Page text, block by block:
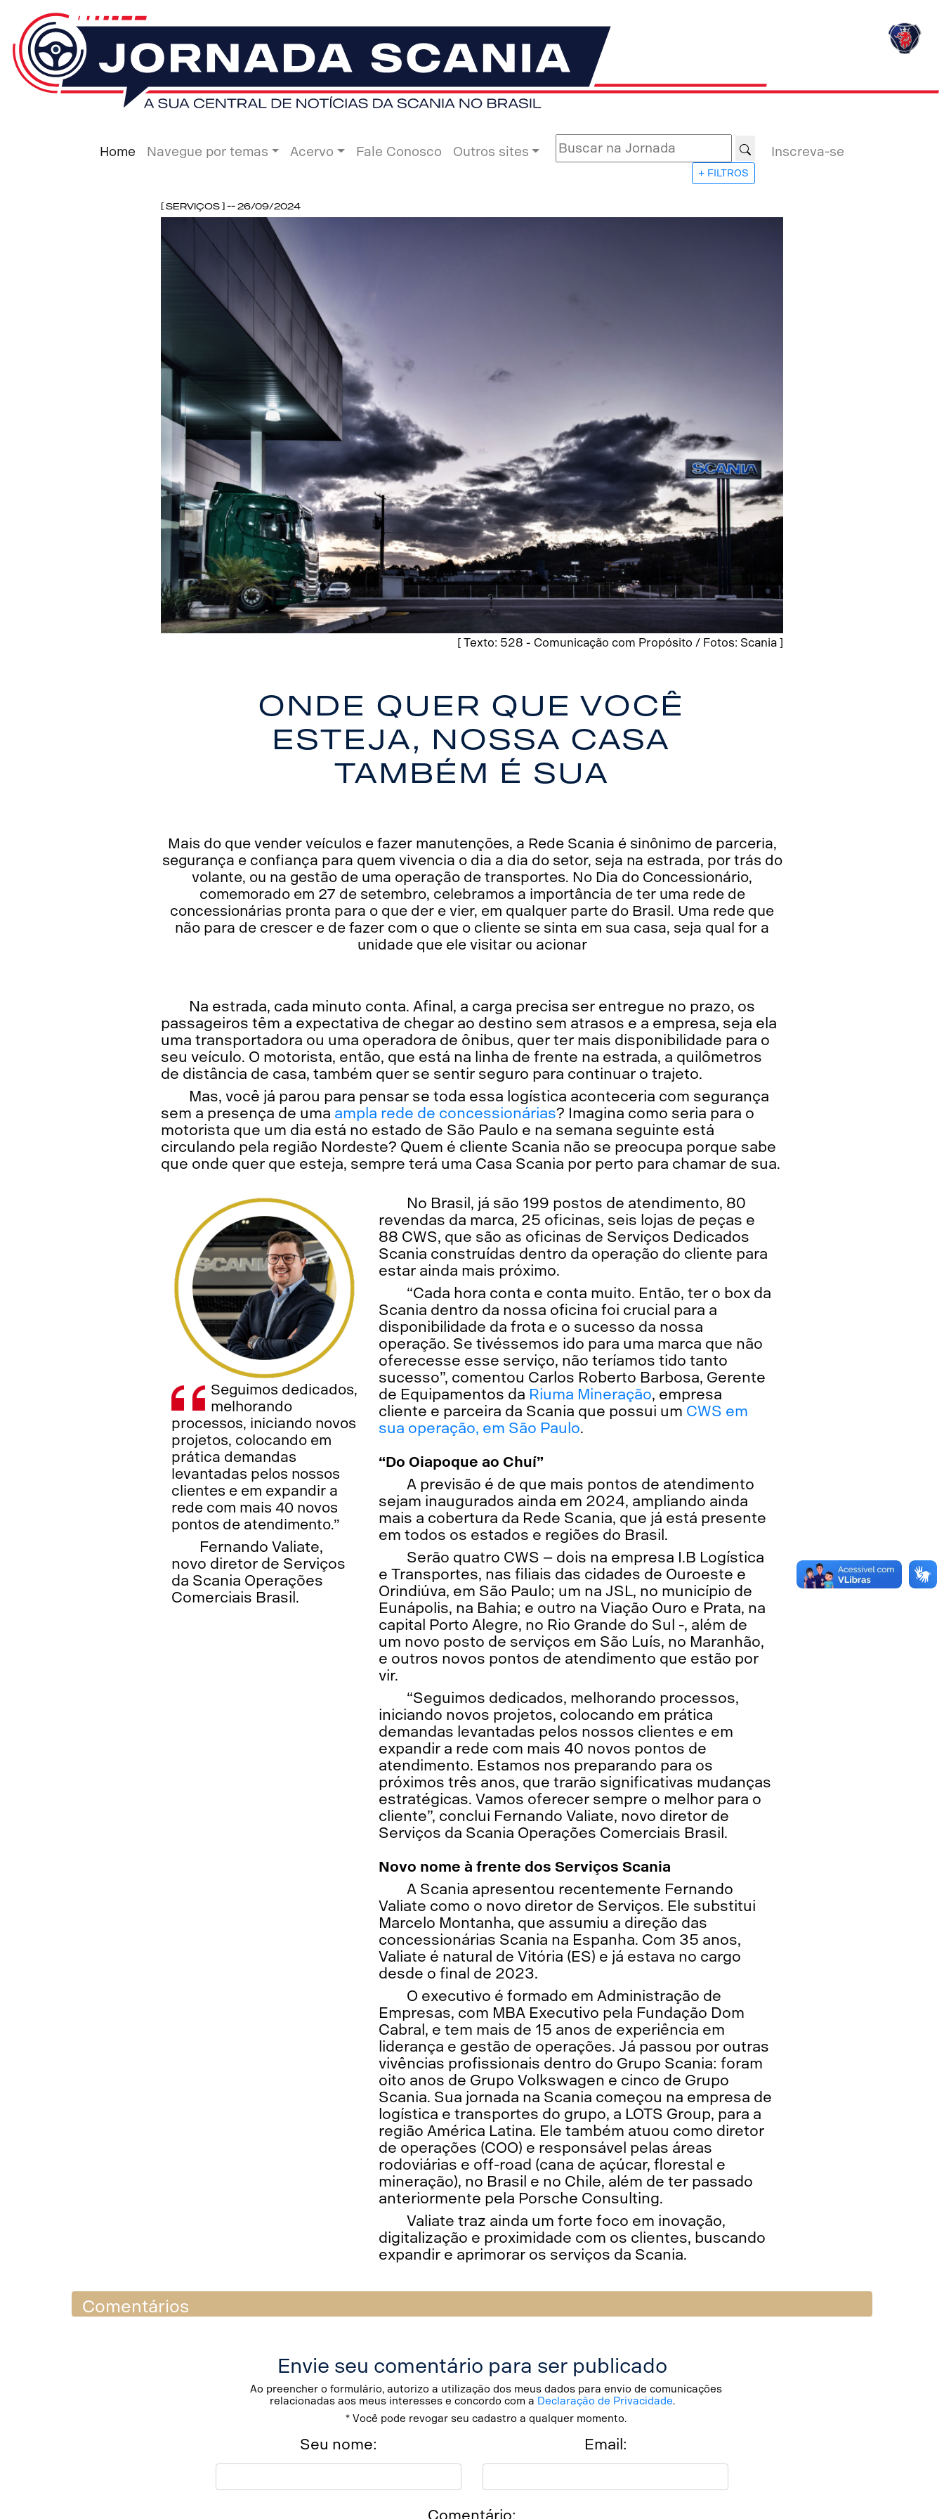
Home Navegue por temas Acervo Fale Conosco Outros sites
+ FILTROS
Inscreva-se
[ Serviços ] -- 26/09/2024
[ Texto: 528 - Comunicação com Propósito / Fotos: Scania ]
Onde quer que você
esteja, nossa Casa
também é sua
Mais do que vender veículos e fazer manutenções, a Rede Scania é sinônimo de parceria,
segurança e confiança para quem vivencia o dia a dia do setor, seja na estrada, por trás do
volante, ou na gestão de uma operação de transportes. No Dia do Concessionário,
comemorado em 27 de setembro, celebramos a importância de ter uma rede de
concessionárias pronta para o que der e vier, em qualquer parte do Brasil. Uma rede que
não para de crescer e de fazer com o que o cliente se sinta em sua casa, seja qual for a
unidade que ele visitar ou acionar
Na estrada, cada minuto conta. Afinal, a carga precisa ser entregue no prazo, os
passageiros têm a expectativa de chegar ao destino sem atrasos e a empresa, seja ela
uma transportadora ou uma operadora de ônibus, quer ter mais disponibilidade para o
seu veículo. O motorista, então, que está na linha de frente na estrada, a quilômetros
de distância de casa, também quer se sentir seguro para continuar o trajeto.
Mas, você já parou para pensar se toda essa logística aconteceria com segurança
sem a presença de uma ampla rede de concessionárias? Imagina como seria para o
motorista que um dia está no estado de São Paulo e na semana seguinte está
circulando pela região Nordeste? Quem é cliente Scania não se preocupa porque sabe
que onde quer que esteja, sempre terá uma Casa Scania por perto para chamar de sua.
Seguimos dedicados,
melhorando
processos, iniciando novos
projetos, colocando em
prática demandas
levantadas pelos nossos
clientes e em expandir a
rede com mais 40 novos
pontos de atendimento.”
Fernando Valiate,
novo diretor de Serviços
da Scania Operações
Comerciais Brasil.
No Brasil, já são 199 postos de atendimento, 80
revendas da marca, 25 oficinas, seis lojas de peças e
88 CWS, que são as oficinas de Serviços Dedicados
Scania construídas dentro da operação do cliente para
estar ainda mais próximo.
“Cada hora conta e conta muito. Então, ter o box da
Scania dentro da nossa oficina foi crucial para a
disponibilidade da frota e o sucesso da nossa
operação. Se tivéssemos ido para uma marca que não
oferecesse esse serviço, não teríamos tido tanto
sucesso”, comentou Carlos Roberto Barbosa, Gerente
de Equipamentos da Riuma Mineração, empresa
cliente e parceira da Scania que possui um CWS em
sua operação, em São Paulo.
“Do Oiapoque ao Chuí”
A previsão é de que mais pontos de atendimento
sejam inaugurados ainda em 2024, ampliando ainda
mais a cobertura da Rede Scania, que já está presente
em todos os estados e regiões do Brasil.
Serão quatro CWS – dois na empresa I.B Logística
e Transportes, nas filiais das cidades de Ouroeste e
Orindiúva, em São Paulo; um na JSL, no município de
Eunápolis, na Bahia; e outro na Viação Ouro e Prata, na
capital Porto Alegre, no Rio Grande do Sul -, além de
um novo posto de serviços em São Luís, no Maranhão,
e outros novos pontos de atendimento que estão por
vir.
“Seguimos dedicados, melhorando processos,
iniciando novos projetos, colocando em prática
demandas levantadas pelos nossos clientes e em
expandir a rede com mais 40 novos pontos de
atendimento. Estamos nos preparando para os
próximos três anos, que trarão significativas mudanças
estratégicas. Vamos oferecer sempre o melhor para o
cliente”, conclui Fernando Valiate, novo diretor de
Serviços da Scania Operações Comerciais Brasil.
Novo nome à frente dos Serviços Scania
A Scania apresentou recentemente Fernando
Valiate como o novo diretor de Serviços. Ele substitui
Marcelo Montanha, que assumiu a direção das
concessionárias Scania na Espanha. Com 35 anos,
Valiate é natural de Vitória (ES) e já estava no cargo
desde o final de 2023.
O executivo é formado em Administração de
Empresas, com MBA Executivo pela Fundação Dom
Cabral, e tem mais de 15 anos de experiência em
liderança e gestão de operações. Já passou por outras
vivências profissionais dentro do Grupo Scania: foram
oito anos de Grupo Volkswagen e cinco de Grupo
Scania. Sua jornada na Scania começou na empresa de
logística e transportes do grupo, a LOTS Group, para a
região América Latina. Ele também atuou como diretor
de operações (COO) e responsável pelas áreas
rodoviárias e off-road (cana de açúcar, florestal e
mineração), no Brasil e no Chile, além de ter passado
anteriormente pela Porsche Consulting.
Valiate traz ainda um forte foco em inovação,
digitalização e proximidade com os clientes, buscando
expandir e aprimorar os serviços da Scania.
Comentários
Envie seu comentário para ser publicado
Ao preencher o formulário, autorizo a utilização dos meus dados para envio de comunicações
relacionadas aos meus interesses e concordo com a Declaração de Privacidade.
* Você pode revogar seu cadastro a qualquer momento.
Seu nome: Email:
Comentário: